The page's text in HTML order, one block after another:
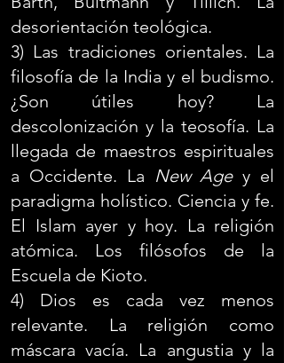
desorientación teológica.
3) Las tradiciones orientales. La
filosofía de la India y el budismo.
¿Son útiles hoy? La
descolonización y la teosofía. La
llegada de maestros espirituales
a Occidente. La New Agey el
paradigma holístico. Ciencia y fe.
El Islam ayer y hoy. La religión
atómica. Los filósofos de la
Escuela de Kioto.
4) Dios es cada vez menos
relevante. La religión como
máscara vacía. La angustia y la